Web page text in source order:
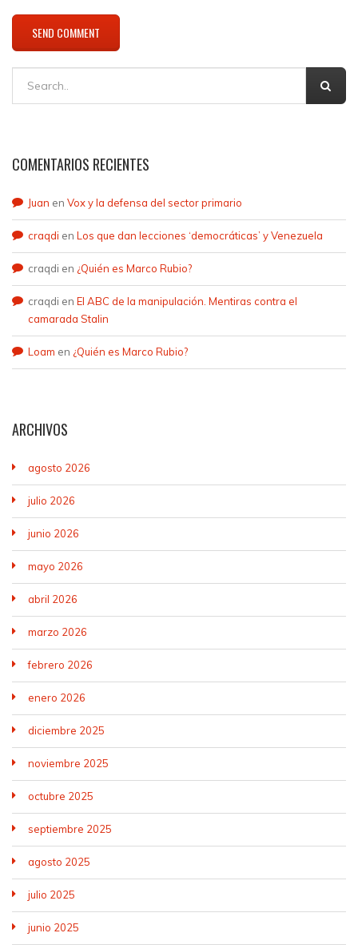
COMENTARIOS RECIENTES
Juan en Vox y la defensa del sector primario
craqdi en Los que dan lecciones ‘democráticas’ y Venezuela
craqdi en ¿Quién es Marco Rubio?
craqdi en El ABC de la manipulación. Mentiras contra el
camarada Stalin
Loam en ¿Quién es Marco Rubio?
ARCHIVOS
agosto 2026
julio 2026
junio 2026
mayo 2026
abril 2026
marzo 2026
febrero 2026
enero 2026
diciembre 2025
noviembre 2025
octubre 2025
septiembre 2025
agosto 2025
julio 2025
junio 2025